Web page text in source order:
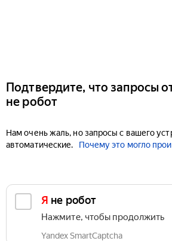
Подтвердите, что запросы
не робот
Нам очень жаль, но запросы с вашего
автоматические.
Почему это могло
Я не робот
Нажмите, чтобы продолжить
Yandex SmartCaptcha